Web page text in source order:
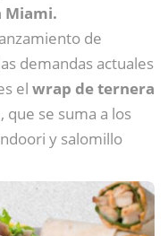
Miami.
de
demandas actuales
el wrap de ternera
, que se suma a los
y salomillo